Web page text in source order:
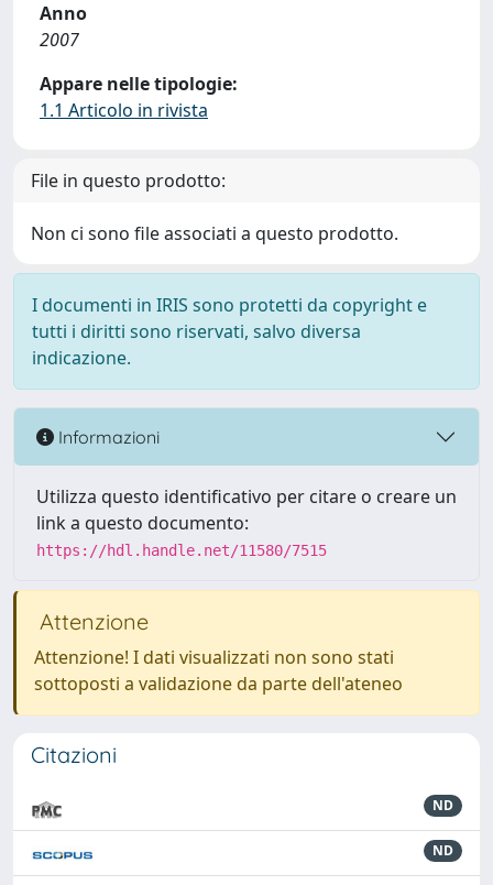
Anno
2007
Appare nelle tipologie:
1.1 Articolo in rivista
File in questo prodotto:
Non ci sono file associati a questo prodotto.
I documenti in IRIS sono protetti da copyright e
tutti i diritti sono riservati, salvo diversa
indicazione.
Informazioni
Utilizza questo identificativo per citare o creare un
link a questo documento:
https://hdl.handle.net/11580/7515
Attenzione
Attenzione! I dati visualizzati non sono stati
sottoposti a validazione da parte dell'ateneo
Citazioni
ND
ND